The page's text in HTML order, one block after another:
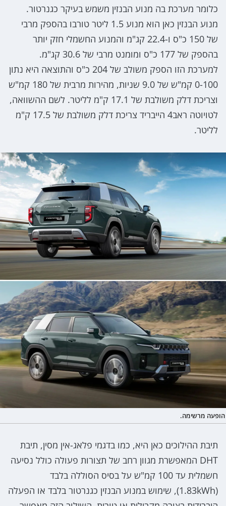
כלומר מערכת בה מנוע הבנזין משמש בעיקר כגנרטור.
מנוע הבנזין כאן הוא מנוע 1.5 ליטר טורבו בהספק מרבי
של 150 כ"ס ו-22.4 קג"מ והמנוע החשמלי חזק יותר
בהספק של 177 כ"ס ומומנט מרבי של 30.6 קג"מ.
למערכת הזו הספק משולב של 204 כ"ס והתוצאה היא נתון
0-100 קמ"ש של 9.0 שניות, מהירות מרבית של 180 קמ"ש
וצריכת דלק משולבת של 17.1 ק"מ לליטר. לשם ההשוואה,
לטויוטה ראב4 הייבריד צריכת דלק משולבת של 17.5 ק"מ
לליטר.
הופעה מרשימה.
תיבת ההילוכים כאן היא, כמו בדגמי פלאג-אין מסין, תיבת
DHT המאפשרת מגוון רחב של תצורות פעולה כולל נסיעה
חשמלית עד 100 קמ"ש על בסיס הסוללה בלבד
(1.83kWh), שימוש במנוע הבנזין כגנרטור בלבד או הפעלה